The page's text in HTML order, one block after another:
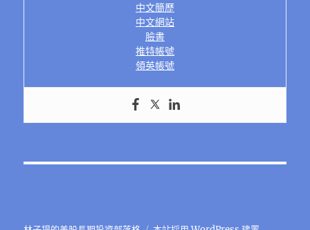
中文簡歷
中文網站
臉書
推特帳號
領英帳號